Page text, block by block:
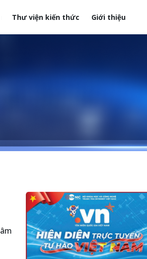
Thư viện kiến thức Giới thiệu